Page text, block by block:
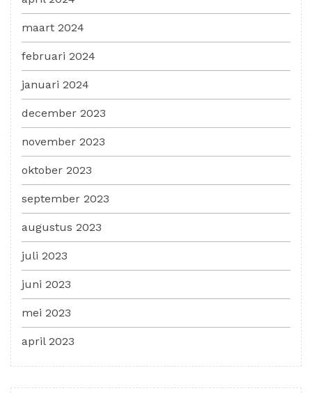
maart 2024
februari 2024
januari 2024
december 2023
november 2023
oktober 2023
september 2023
augustus 2023
juli 2023
juni 2023
mei 2023
april 2023